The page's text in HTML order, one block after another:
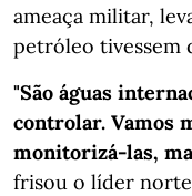
ameaça militar,
petróleo tivessem
"São águas
controlar. Vamos
monitorizá-las,
frisou o líder